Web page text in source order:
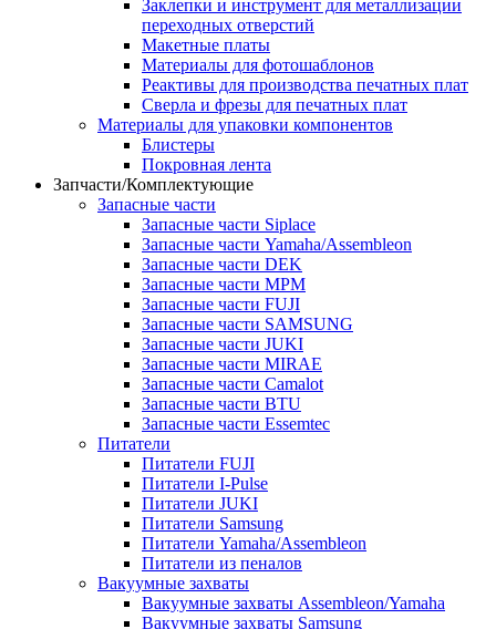
Заклепки и инструмент для металлизации
переходных отверстий
Макетные платы
Материалы для фотошаблонов
Реактивы для производства печатных плат
Сверла и фрезы для печатных плат
Материалы для упаковки компонентов
Блистеры
Покровная лента
Запчасти/Комплектующие
Запасные части
Запасные части Siplace
Запасные части Yamaha/Assembleon
Запасные части DEK
Запасные части MPM
Запасные части FUJI
Запасные части SAMSUNG
Запасные части JUKI
Запасные части MIRAE
Запасные части Camalot
Запасные части BTU
Запасные части Essemtec
Питатели
Питатели FUJI
Питатели I-Pulse
Питатели JUKI
Питатели Samsung
Питатели Yamaha/Assembleon
Питатели из пеналов
Вакуумные захваты
Вакуумные захваты Assembleon/Yamaha
Вакуумные захваты Samsung